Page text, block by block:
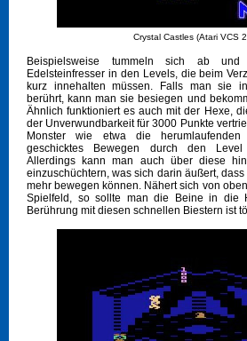
Crystal Castles (Atari VCS
Beispielsweise tummeln sich ab
Edelsteinfresser in den Levels, die beim
kurz innehalten müssen. Falls man sie
berührt, kann man sie besiegen und
Ähnlich funktioniert es auch mit der Hexe,
der Unverwundbarkeit für 3000 Punkte
Monster wie etwa die
geschicktes Bewegen durch den Level
Allerdings kann man auch über diese
einzuschüchtern, was sich darin äußert,
mehr bewegen können. Nähert sich von
Spielfeld, so sollte man die Beine in die
Berührung mit diesen schnellen Biestern ist